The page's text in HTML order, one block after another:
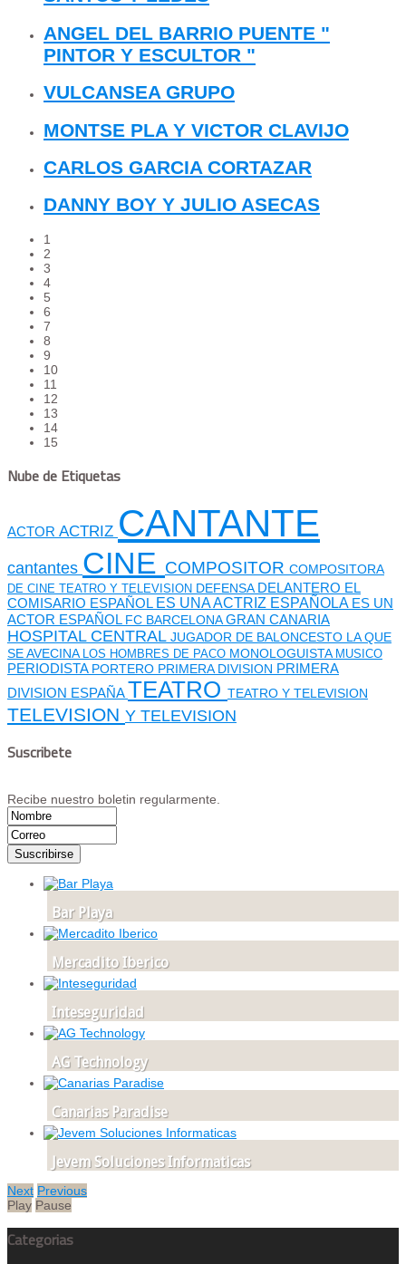
ANGEL DEL BARRIO PUENTE "
PINTOR Y ESCULTOR "
VULCANSEA GRUPO
MONTSE PLA Y VICTOR CLAVIJO
CARLOS GARCIA CORTAZAR
DANNY BOY Y JULIO ASECAS
1
2
3
4
5
6
7
8
9
10
11
12
13
14
15
Nube de Etiquetas
ACTOR ACTRIZ CANTANTE
cantantes CINE COMPOSITOR COMPOSITORA
DE CINE TEATRO Y TELEVISION DEFENSA DELANTERO EL
COMISARIO ESPAÑOL ES UNA ACTRIZ ESPAÑOLA ES UN
ACTOR ESPAÑOL FC BARCELONAGRAN CANARIA
HOSPITAL CENTRAL JUGADOR DE BALONCESTO LA QUE
SE AVECINA LOS HOMBRES DE PACO MONOLOGUISTA MUSICO
PERIODISTA PORTERO PRIMERA DIVISION PRIMERA
DIVISION ESPAÑATEATRO TEATRO Y TELEVISION
TELEVISION Y TELEVISION
Suscribete
Recibe nuestro boletin regularmente.
Bar Playa
Mercadito Iberico
Inteseguridad
AG Technology
Canarias Paradise
Jevem Soluciones Informaticas
Next Previous
Play Pause
Categorias